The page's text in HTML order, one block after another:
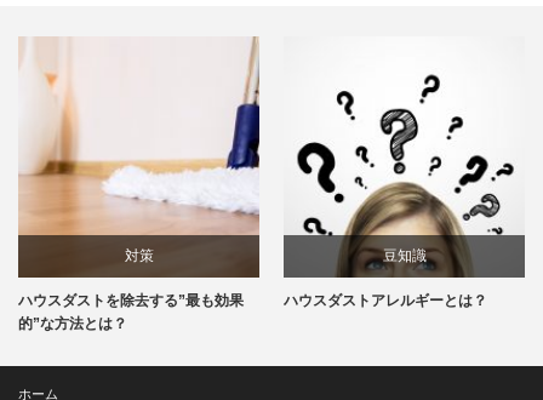
対策
ハウスダストを除去する”最も効果
的”な方法とは？
豆知識
ハウスダストアレルギーとは？
ホーム